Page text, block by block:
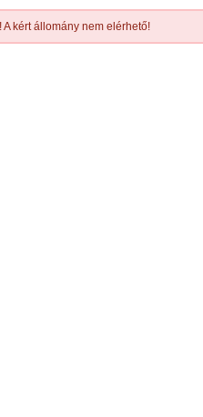
A kért állomány nem elérhető!